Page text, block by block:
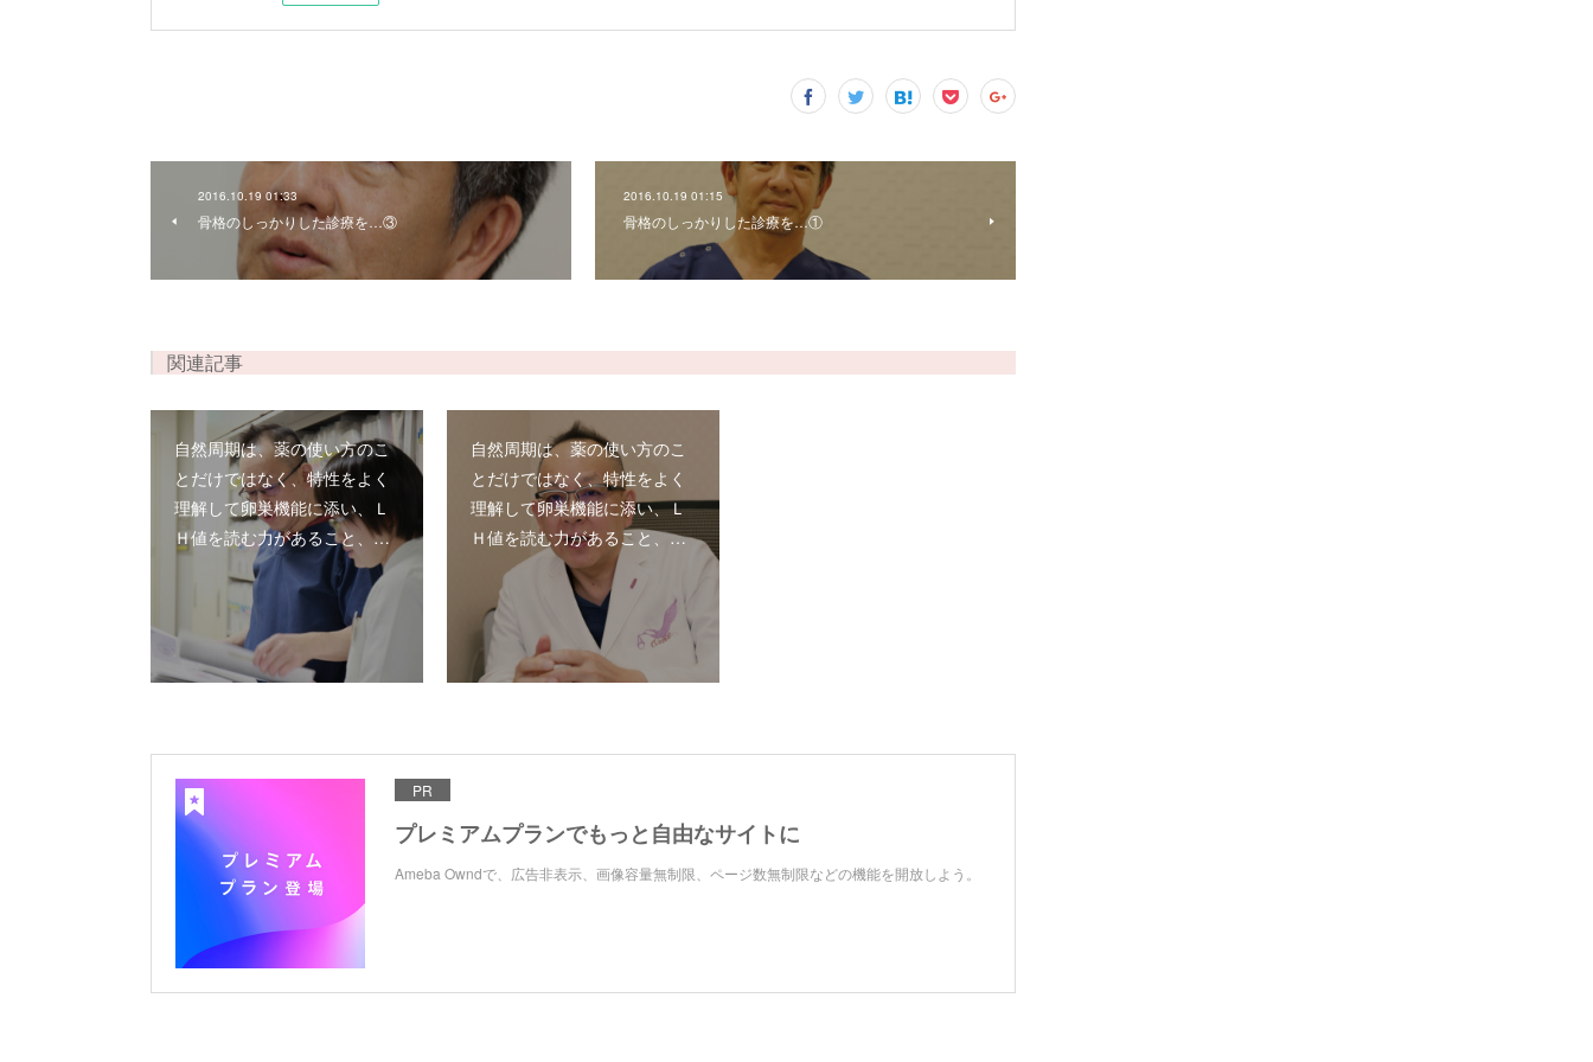
2016.10.19 01:33
骨格のしっかりした診療を…③
2016.10.19 01:15
骨格のしっかりした診療を…①
関連記事
自然周期は、薬の使い方のこ
とだけではなく、特性をよく
理解して卵巣機能に添い、Ｌ
Ｈ値を読む力があること、…
自然周期は、薬の使い方のこ
とだけではなく、特性をよく
理解して卵巣機能に添い、Ｌ
Ｈ値を読む力があること、…
PR
プレミアムプランでもっと自由なサイトに
Ameba Owndで、広告非表示、画像容量無制限、ページ数無制限などの機能を開放しよう。